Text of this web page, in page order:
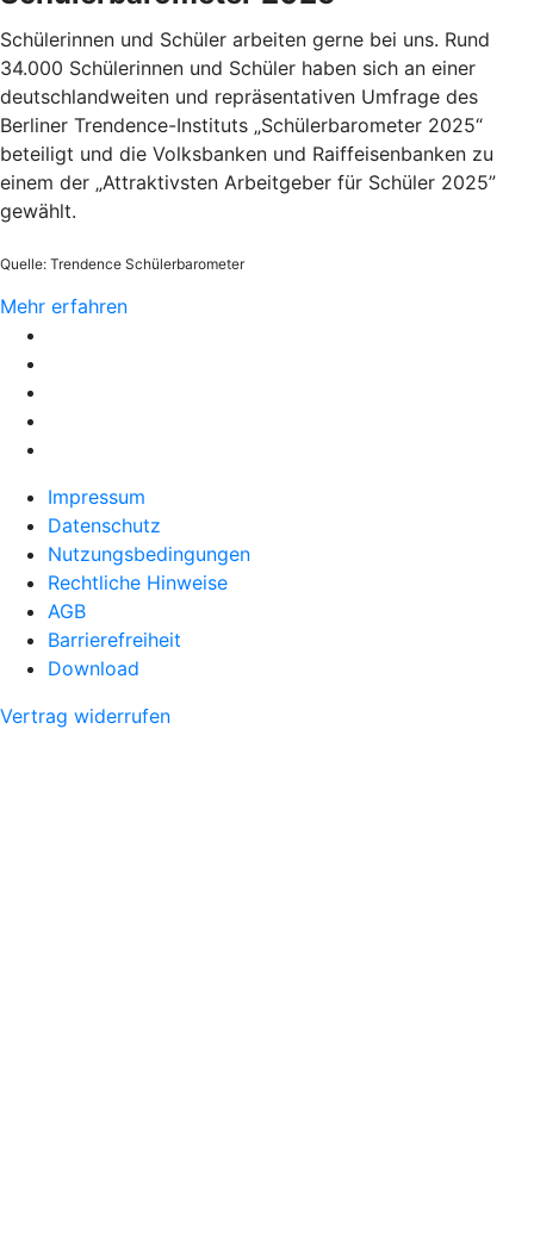
Schülerinnen und Schüler arbeiten gerne bei uns. Rund
34.000 Schülerinnen und Schüler haben sich an einer
deutschlandweiten und repräsentativen Umfrage des
Berliner Trendence-Instituts „Schülerbarometer 2025“
beteiligt und die Volksbanken und Raiffeisenbanken zu
einem der „Attraktivsten Arbeitgeber für Schüler 2025”
gewählt.
Quelle: Trendence Schülerbarometer
Mehr erfahren
Impressum
Datenschutz
Nutzungsbedingungen
Rechtliche Hinweise
AGB
Barrierefreiheit
Download
Vertrag widerrufen